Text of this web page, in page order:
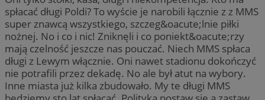
spłacać długi Poldi? To wyście je narobili łącznie z z MMS
super znawcą wszystkiego, szczeg&oacute;lnie piłki
nożnej. No i co i nic! Zniknęli i co poniekt&oacute;rzy
mają czelność jeszcze nas pouczać. Niech MMS spłaca
długi z Lewym włącznie. Oni nawet stadionu dokończyć
nie potrafili przez dekadę. No ale był atut na wybory.
Inne miasta już kilka zbudowało. My te długi MMS